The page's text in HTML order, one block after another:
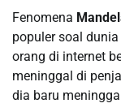
Fenomena
populer soal
orang di internet
meninggal di
dia baru